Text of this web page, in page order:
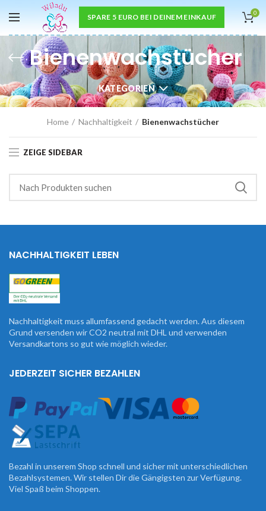
SPARE 5 EURO BEI DEINEM EINKAUF 0
Bienenwachstücher
KATEGORIEN
Home Nachhaltigkeit Bienenwachstücher
ZEIGE SIDEBAR
NACHHALTIGKEIT LEBEN
Nachhaltigkeit muss allumfassend gedacht werden. Aus diesem
Grund versenden wir CO2 neutral mit DHL und verwenden
Versandkartons so gut wie möglich wieder.
JEDERZEIT SICHER BEZAHLEN
Bezahl in unserem Shop schnell und sicher mit unterschiedlichen
Bezahlsystemen. Wir stellen Dir die Gängigsten zur Verfügung.
Viel Spaß beim Shoppen.